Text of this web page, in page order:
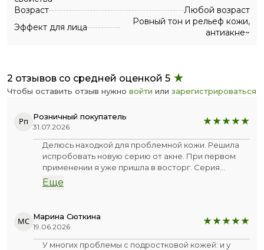
Возраст
Любой возраст
Эффект для лица
Ровный тон и рельеф кожи,
антиакне~
2 отзывов со средней оценкой 5
Чтобы оставить отзыв нужно войти или зарегистрироваться
Рп Розничный покупатель
31.07.2026
Делюсь находкой для проблемной кожи. Решила
испробовать новую серию от акне. При первом
применении я уже пришла в восторг. Серия
оказалась очень приятной в использовании,
удобной. А запах - это нечто особенное, с
использования высыпания практически прошли.
Пользовалась около недели. Мне очень
Еще
МС Марина Сюткина
19.06.2026
У многих проблемы с подростковой кожей: и у